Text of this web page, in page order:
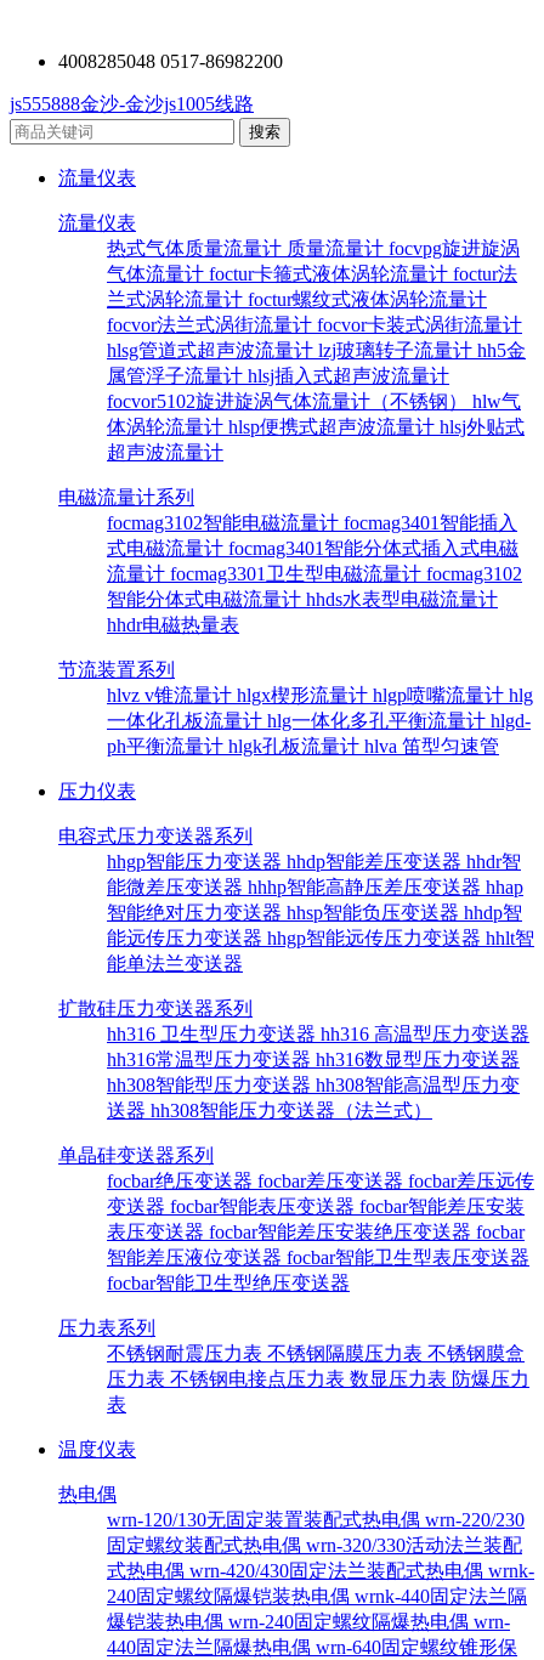
4008285048 0517-86982200
js555888金沙-金沙js1005线路
流量仪表
流量仪表
热式气体质量流量计 质量流量计 focvpg旋进旋涡
气体流量计 foctur卡箍式液体涡轮流量计 foctur法
兰式涡轮流量计 foctur螺纹式液体涡轮流量计
focvor法兰式涡街流量计 focvor卡装式涡街流量计
hlsg管道式超声波流量计 lzj玻璃转子流量计 hh5金
属管浮子流量计 hlsj插入式超声波流量计
focvor5102旋进旋涡气体流量计（不锈钢） hlw气
体涡轮流量计 hlsp便携式超声波流量计 hlsj外贴式
超声波流量计
电磁流量计系列
focmag3102智能电磁流量计 focmag3401智能插入
式电磁流量计 focmag3401智能分体式插入式电磁
流量计 focmag3301卫生型电磁流量计 focmag3102
智能分体式电磁流量计 hhds水表型电磁流量计
hhdr电磁热量表
节流装置系列
hlvz v锥流量计 hlgx楔形流量计 hlgp喷嘴流量计 hlg
一体化孔板流量计 hlg一体化多孔平衡流量计 hlgd-
ph平衡流量计 hlgk孔板流量计 hlva 笛型匀速管
压力仪表
电容式压力变送器系列
hhgp智能压力变送器 hhdp智能差压变送器 hhdr智
能微差压变送器 hhhp智能高静压差压变送器 hhap
智能绝对压力变送器 hhsp智能负压变送器 hhdp智
能远传压力变送器 hhgp智能远传压力变送器 hhlt智
能单法兰变送器
扩散硅压力变送器系列
hh316 卫生型压力变送器 hh316 高温型压力变送器
hh316常温型压力变送器 hh316数显型压力变送器
hh308智能型压力变送器 hh308智能高温型压力变
送器 hh308智能压力变送器（法兰式）
单晶硅变送器系列
focbar绝压变送器 focbar差压变送器 focbar差压远传
变送器 focbar智能表压变送器 focbar智能差压安装
表压变送器 focbar智能差压安装绝压变送器 focbar
智能差压液位变送器 focbar智能卫生型表压变送器
focbar智能卫生型绝压变送器
压力表系列
不锈钢耐震压力表 不锈钢隔膜压力表 不锈钢膜盒
压力表 不锈钢电接点压力表 数显压力表 防爆压力
表
温度仪表
热电偶
wrn-120/130无固定装置装配式热电偶 wrn-220/230
固定螺纹装配式热电偶 wrn-320/330活动法兰装配
式热电偶 wrn-420/430固定法兰装配式热电偶 wrnk-
240固定螺纹隔爆铠装热电偶 wrnk-440固定法兰隔
爆铠装热电偶 wrn-240固定螺纹隔爆热电偶 wrn-
440固定法兰隔爆热电偶 wrn-640固定螺纹锥形保